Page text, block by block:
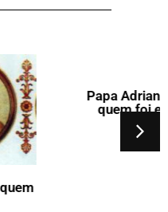
Papa Adriano-III,